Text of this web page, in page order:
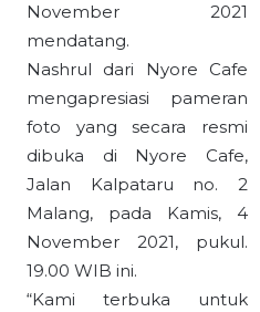
November 2021
mendatang.
Nashrul dari Nyore Cafe
mengapresiasi pameran
foto yang secara resmi
dibuka di Nyore Cafe,
Jalan Kalpataru no. 2
Malang, pada Kamis, 4
November 2021, pukul.
19.00 WIB ini.
“Kami terbuka untuk